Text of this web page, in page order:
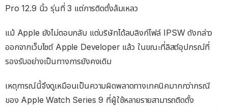
Pro 12.9 นิ้ว รุ่นที่ 3 แต่การติดตั้งล้มเหลว
แม้ Apple ยังไม่ตอบกลับ แต่บริษัทได้ลบลิงก์ไฟล์ IPSW ดังกล่าว
ออกจากเว็บไซต์ Apple Developer แล้ว ในขณะที่ลิสต์อุปกรณ์ที่
รองรับอย่างเป็นทางการยังคงเดิม
เหตุการณ์นี้จึงดูเหมือนเป็นความผิดพลาดทางเทคนิคมากกว่ากรณี
ของ Apple Watch Series 9 ที่ผู้ใช้หลายรายสามารถติดตั้ง